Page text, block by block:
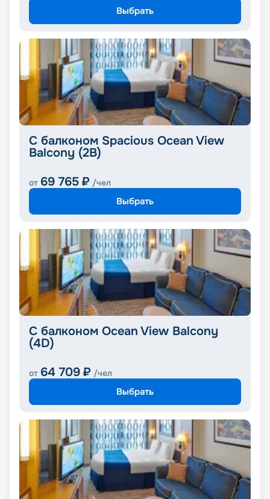
Выбрать
С балконом Spacious Ocean View
Balcony (2B)
от 69 765 ₽ /чел
Выбрать
С балконом Ocean View Balcony
(4D)
от 64 709 ₽ /чел
Выбрать